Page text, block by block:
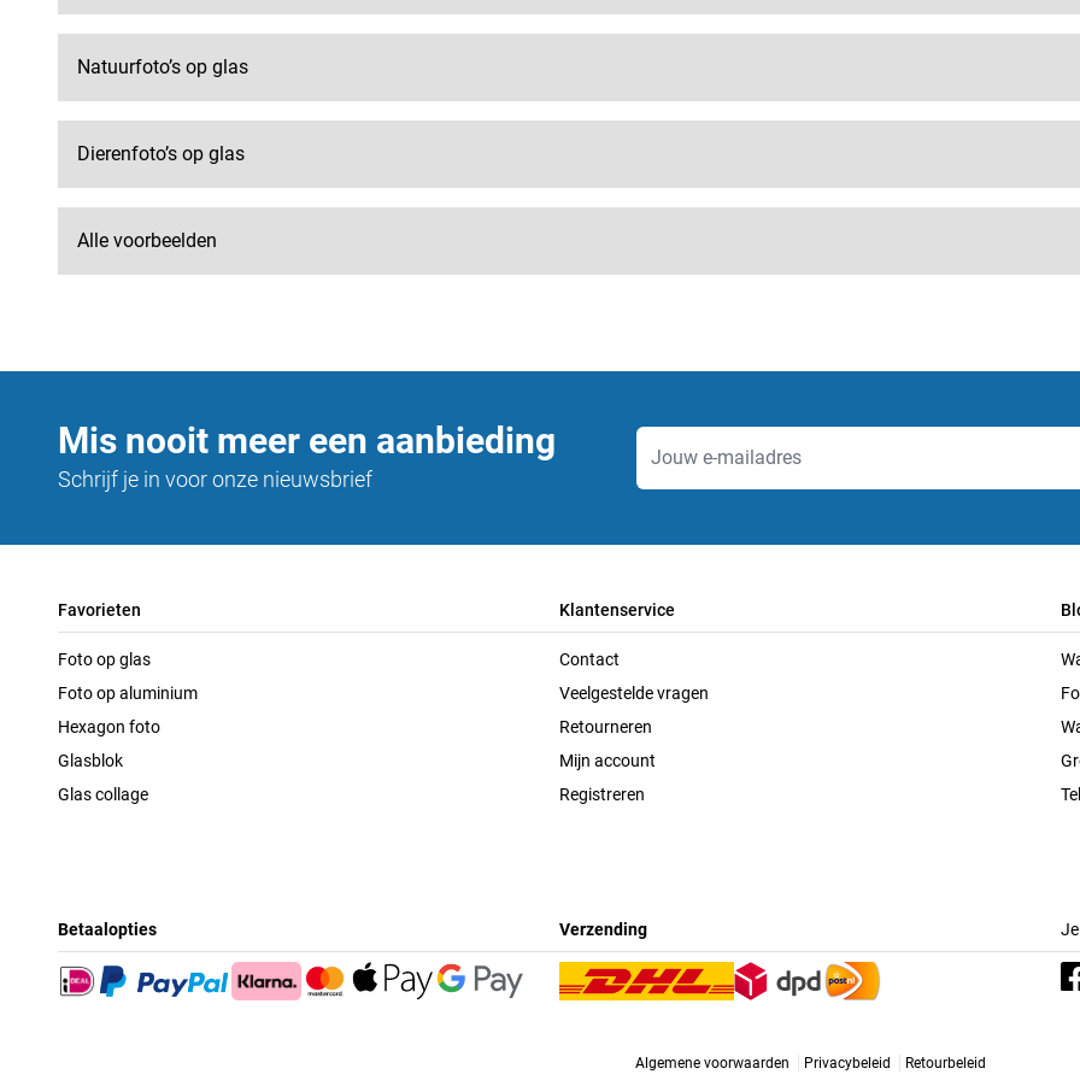
Natuurfoto’s op glas
Dierenfoto’s op glas
Alle voorbeelden
Mis nooit meer een aanbieding
Schrijf je in voor onze nieuwsbrief
E-mailadres
Favorieten
Foto op glas
Foto op aluminium
Hexagon foto
Glasblok
Glas collage
Klantenservice
Contact
Veelgestelde vragen
Retourneren
Mijn account
Registreren
Betaalopties Verzending
Algemene voorwaarden Privacybeleid Retourbeleid